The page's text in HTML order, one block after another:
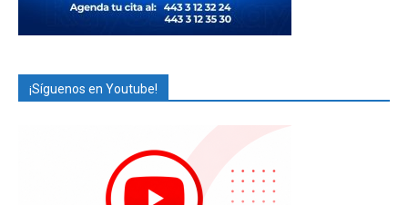
¡Síguenos en Youtube!